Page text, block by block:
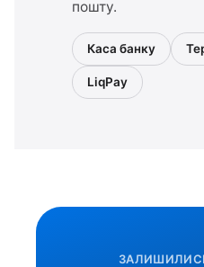
пошту.
Каса банку
LiqPay